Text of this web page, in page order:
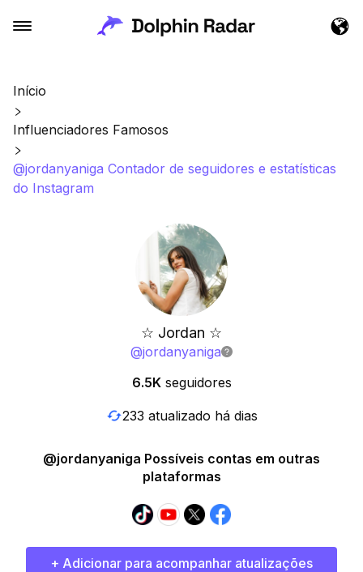
Início
Influenciadores Famosos
@jordanyaniga Contador de seguidores e estatísticas
do Instagram
☆ Jordan ☆
@jordanyaniga
6.5K seguidores
233 atualizado há dias
@jordanyaniga Possíveis contas em outras
plataformas
+ Adicionar para acompanhar atualizações